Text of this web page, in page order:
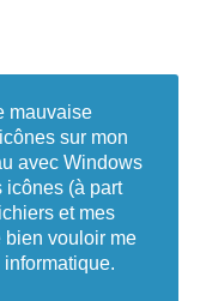
mauvaise
sur mon
avec Windows
icônes (à part
et mes
bien vouloir me